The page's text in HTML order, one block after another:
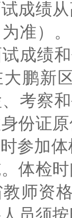
成绩
准）
成绩
鹏新
考察
份证
参加
体检
教师资